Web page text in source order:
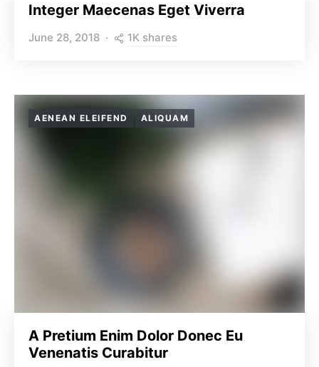
Integer Maecenas Eget Viverra
June 28, 2018 1K shares
AENEAN ELEIFEND ALIQUAM
A Pretium Enim Dolor Donec Eu
Venenatis Curabitur